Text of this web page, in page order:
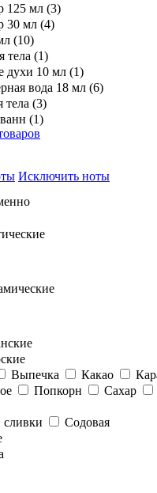
125 мл (3)
30 мл (4)
(10)
тела (1)
духи 10 мл (1)
вода 18 мл (6)
тела (3)
(1)
Исключить ноты
Выпечка Какао
Попкорн Сахар
Содовая